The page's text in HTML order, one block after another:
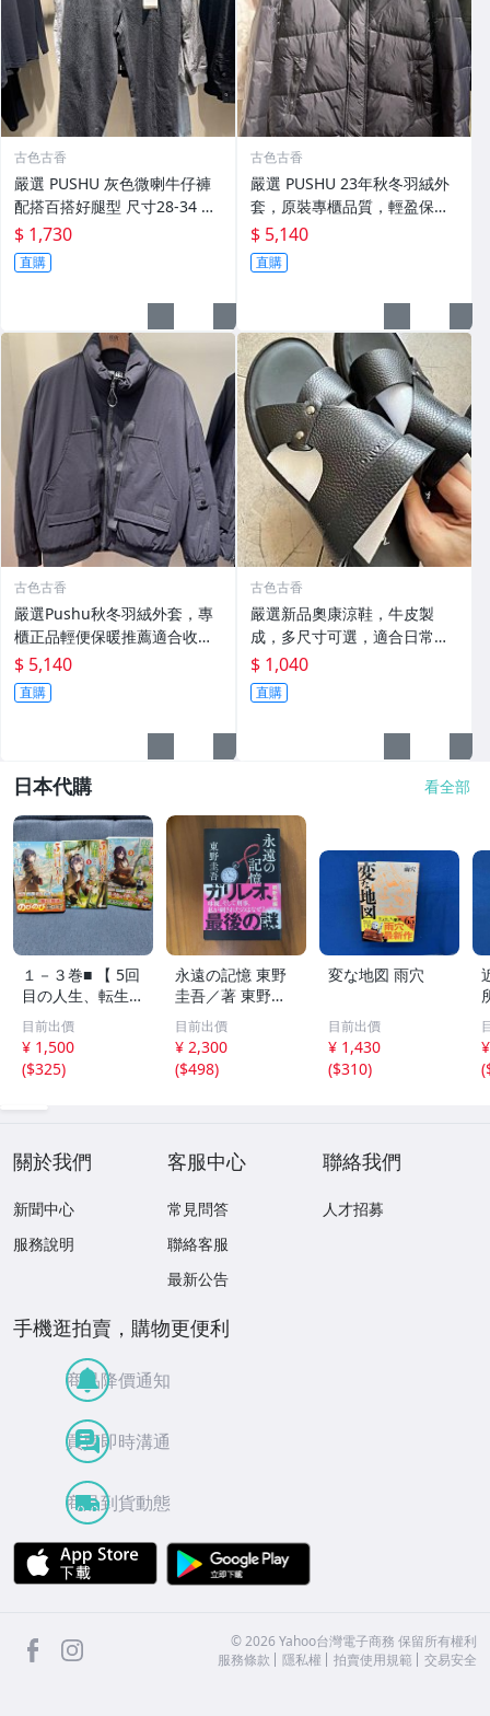
古色古香
嚴選 PUSHU 灰色微喇牛仔褲
配搭百搭好腿型 尺寸28-34 灰
色牛仔褲 潮流穿搭 修身設計
$ 1,730
直購
古色古香
嚴選 PUSHU 23年秋冬羽絨外
套，原裝專櫃品質，輕盈保暖
適合過渡季穿搭 換季穿新衣 冬
秋 羽絨外套
$ 5,140
直購
古色古香
嚴選Pushu秋冬羽絨外套，專
櫃正品輕便保暖推薦適合收藏
秋冬羽絨 外套 保暖
$ 5,140
直購
古色古香
嚴選新品奧康涼鞋，牛皮製
成，多尺寸可選，適合日常搭
配收藏 涼鞋 牛皮 奧康
$ 1,040
直購
日本代購 看全部
１－３巻■ 【 5回
目の人生、転生し
たら死にそうな孤
児でした】アルフ
ァポリス
目前出價
¥ 1,500
($325)
永遠の記憶 東野
圭吾／著 東野圭
吾 ガリレオシリ
ーズ
目前出價
¥ 2,300
($498)
変な地図 雨穴
目前出價
¥ 1,430
($310)
(
關於我們
新聞中心
服務說明
客服中心
常見問答
聯絡客服
最新公告
聯絡我們
人才招募
手機逛拍賣，購物更便利
商品降價通知
買賣即時溝通
商品到貨動態
APP Store
facebook ©2026 Yahoo台灣電子商務 保留所有權利
服務條款
隱私權 拍賣使用規範 交易安全